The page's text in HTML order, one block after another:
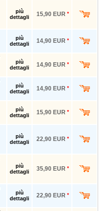
più
dettagli
15,90 EUR *
più
dettagli
14,90 EUR *
più
dettagli
14,90 EUR *
più
dettagli
14,90 EUR *
più
dettagli
15,90 EUR *
più
dettagli
22,90 EUR *
più
dettagli
35,90 EUR *
più
dettagli
22,90 EUR *